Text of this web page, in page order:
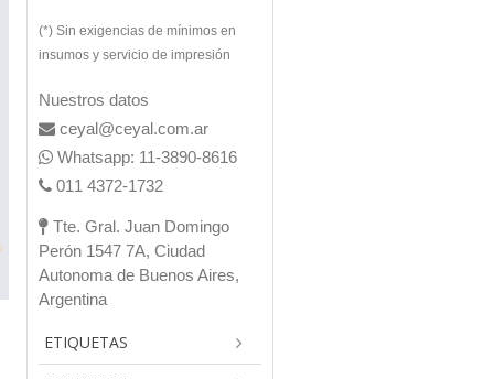
(*) Sin exigencias de mínimos en
insumos y servicio de impresión
Nuestros datos
ceyal@ceyal.com.ar
Whatsapp: 11-3890-8616
011 4372-1732
Tte. Gral. Juan Domingo
Perón 1547 7A, Ciudad
Autonoma de Buenos Aires,
Argentina
ETIQUETAS